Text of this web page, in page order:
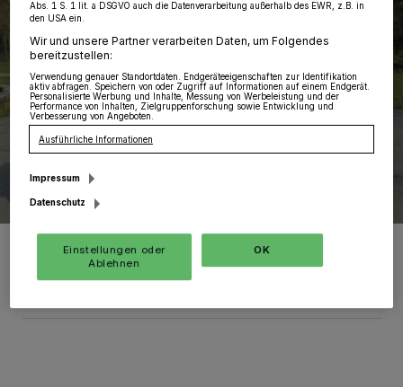
Grevenbroich e.V. sind überwältigt von der Hilfsbereitschaft der
Grevenbroicher.
Abs. 1 S. 1 lit. a DSGVO auch die Datenverarbeitung außerhalb des EWR, z.B. in
den USA ein.
Wir und unsere Partner verarbeiten Daten, um Folgendes
bereitzustellen:
Verwendung genauer Standortdaten. Endgeräteeigenschaften zur Identifikation
aktiv abfragen. Speichern von oder Zugriff auf Informationen auf einem Endgerät.
Personalisierte Werbung und Inhalte, Messung von Werbeleistung und der
Performance von Inhalten, Zielgruppenforschung sowie Entwicklung und
Verbesserung von Angeboten.
Ausführliche Informationen
Impressum
Datenschutz
Einstellungen oder
Ablehnen
OK